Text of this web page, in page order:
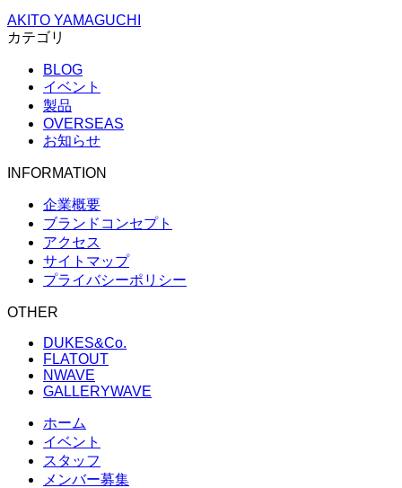
AKITO YAMAGUCHI
カテゴリ
BLOG
イベント
製品
OVERSEAS
お知らせ
INFORMATION
企業概要
ブランドコンセプト
アクセス
サイトマップ
プライバシーポリシー
OTHER
DUKES&Co.
FLATOUT
NWAVE
GALLERYWAVE
ホーム
イベント
スタッフ
メンバー募集